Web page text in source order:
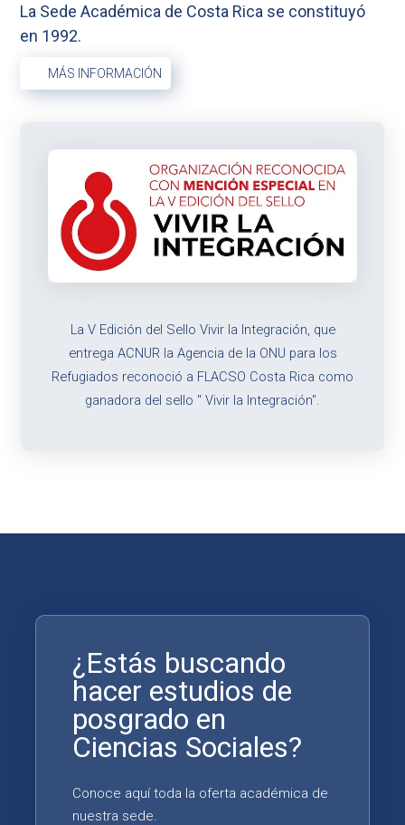
La Sede Académica de Costa Rica se constituyó
en 1992.
MÁS INFORMACIÓN
La V Edición del Sello Vivir la Integración, que
entrega ACNUR la Agencia de la ONU para los
Refugiados reconoció a FLACSO Costa Rica como
ganadora del sello " Vivir la Integración".
¿Estás buscando
hacer estudios de
posgrado en
Ciencias Sociales?
Conoce aquí toda la oferta académica de
nuestra sede.